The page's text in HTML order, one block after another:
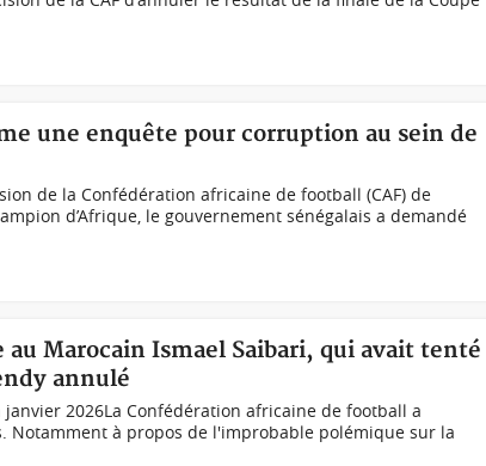
une enquête pour corruption au sein de
de la Confédération africaine de football (CAF) de
d’Afrique, le gouvernement sénégalais a demandé
Marocain Ismael Saibari, qui avait tenté
annulé
2026La Confédération africaine de football a
Notamment à propos de l'improbable polémique sur la